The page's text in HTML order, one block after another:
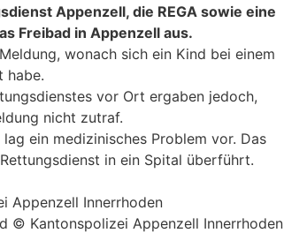
Appenzell, die REGA sowie eine
Freibad in Appenzell aus.
wonach sich ein Kind bei einem
habe.
vor Ort ergaben jedoch,
nicht zutraf.
ein medizinisches Problem vor. Das
in ein Spital überführt.
Appenzell Innerrhoden
© Kantonspolizei Appenzell Innerrhoden